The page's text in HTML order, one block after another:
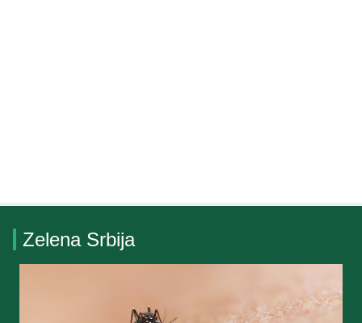
Zelena Srbija